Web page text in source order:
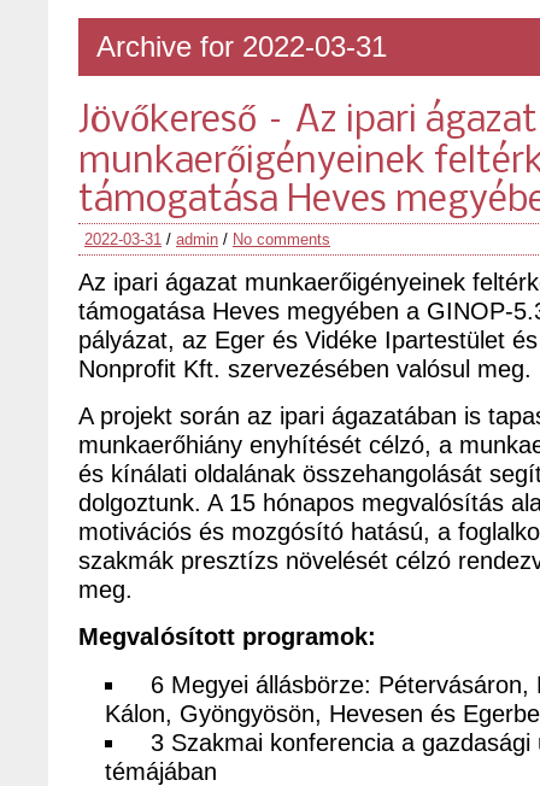
Archive for 2022-03-31
Jövőkereső – Az ipari ágazat
munkaerőigényeinek
támogatása Heves
2022-03-31 / admin / No comments
Az ipari ágazat munkaerőigényeinek
támogatása Heves megyében a GINOP-
pályázat, az Eger és Vidéke Ipartestület
Nonprofit Kft. szervezésében valósul meg.
A projekt során az ipari ágazatában is
munkaerőhiány enyhítését célzó, a
és kínálati oldalának összehangolását
dolgoztunk. A 15 hónapos megvalósítás
motivációs és mozgósító hatású, a
szakmák presztízs növelését célzó
meg.
Megvalósított programok:
6 Megyei állásbörze: Pétervásáron,
Kálon, Gyöngyösön, Hevesen és
3 Szakmai konferencia a gazdasági
témájában